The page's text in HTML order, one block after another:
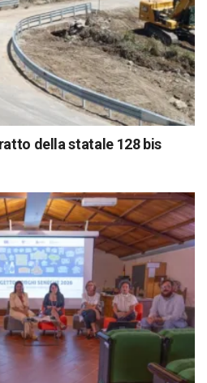
della statale 128 bis